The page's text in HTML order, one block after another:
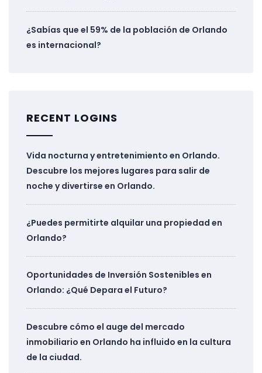
¿Sabías que el 59% de la población de Orlando
es internacional?
RECENT LOGINS
Vida nocturna y entretenimiento en Orlando.
Descubre los mejores lugares para salir de
noche y divertirse en Orlando.
¿Puedes permitirte alquilar una propiedad en
Orlando?
Oportunidades de Inversión Sostenibles en
Orlando: ¿Qué Depara el Futuro?
Descubre cómo el auge del mercado
inmobiliario en Orlando ha influido en la cultura
de la ciudad.